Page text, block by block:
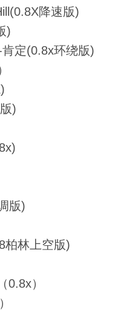
降速版)
)
定(0.8x环绕版)
)
版)
柏林上空版)
0.8x）